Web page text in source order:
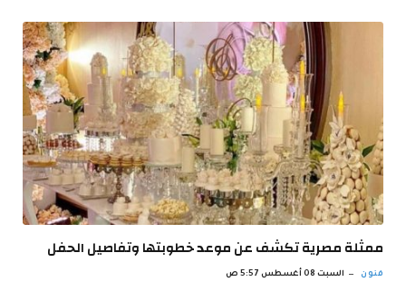
ممثلة مصرية تكشف عن موعد خطوبتها وتفاصيل الحفل
فنون السبت 08 أغسطس 5:57 ص